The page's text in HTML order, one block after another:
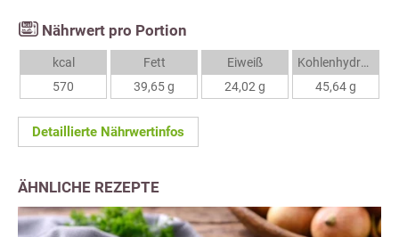
Nährwert pro Portion
kcal
570
Fett
39,65 g
Eiweiß
24,02 g
Kohlenhydrate
45,64 g
Detaillierte Nährwertinfos
ÄHNLICHE REZEPTE